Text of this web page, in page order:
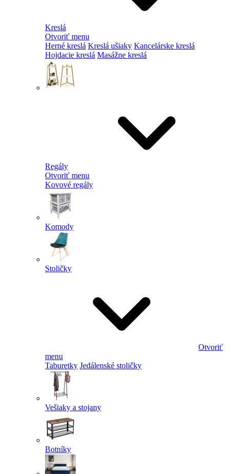
Kreslá
Otvoriť menu
Herné kreslá Kreslá ušiaky Kancelárske kreslá
Hojdacie kreslá Masážne kreslá
Regály
Otvoriť menu
Kovové regály
Komody
Stoličky
Otvoriť
menu
Taburetky Jedálenské stoličky
Vešiaky a stojany
Botníky